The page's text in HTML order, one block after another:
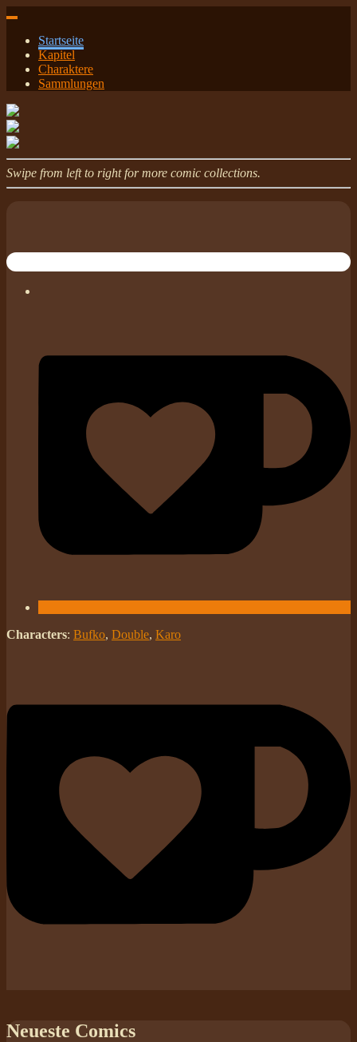
contentStartseite
Kapitel
Charaktere
Sammlungen
Swipe from left to right for more comic collections.
Characters: Bufko, Double, Karo
Neueste Comics